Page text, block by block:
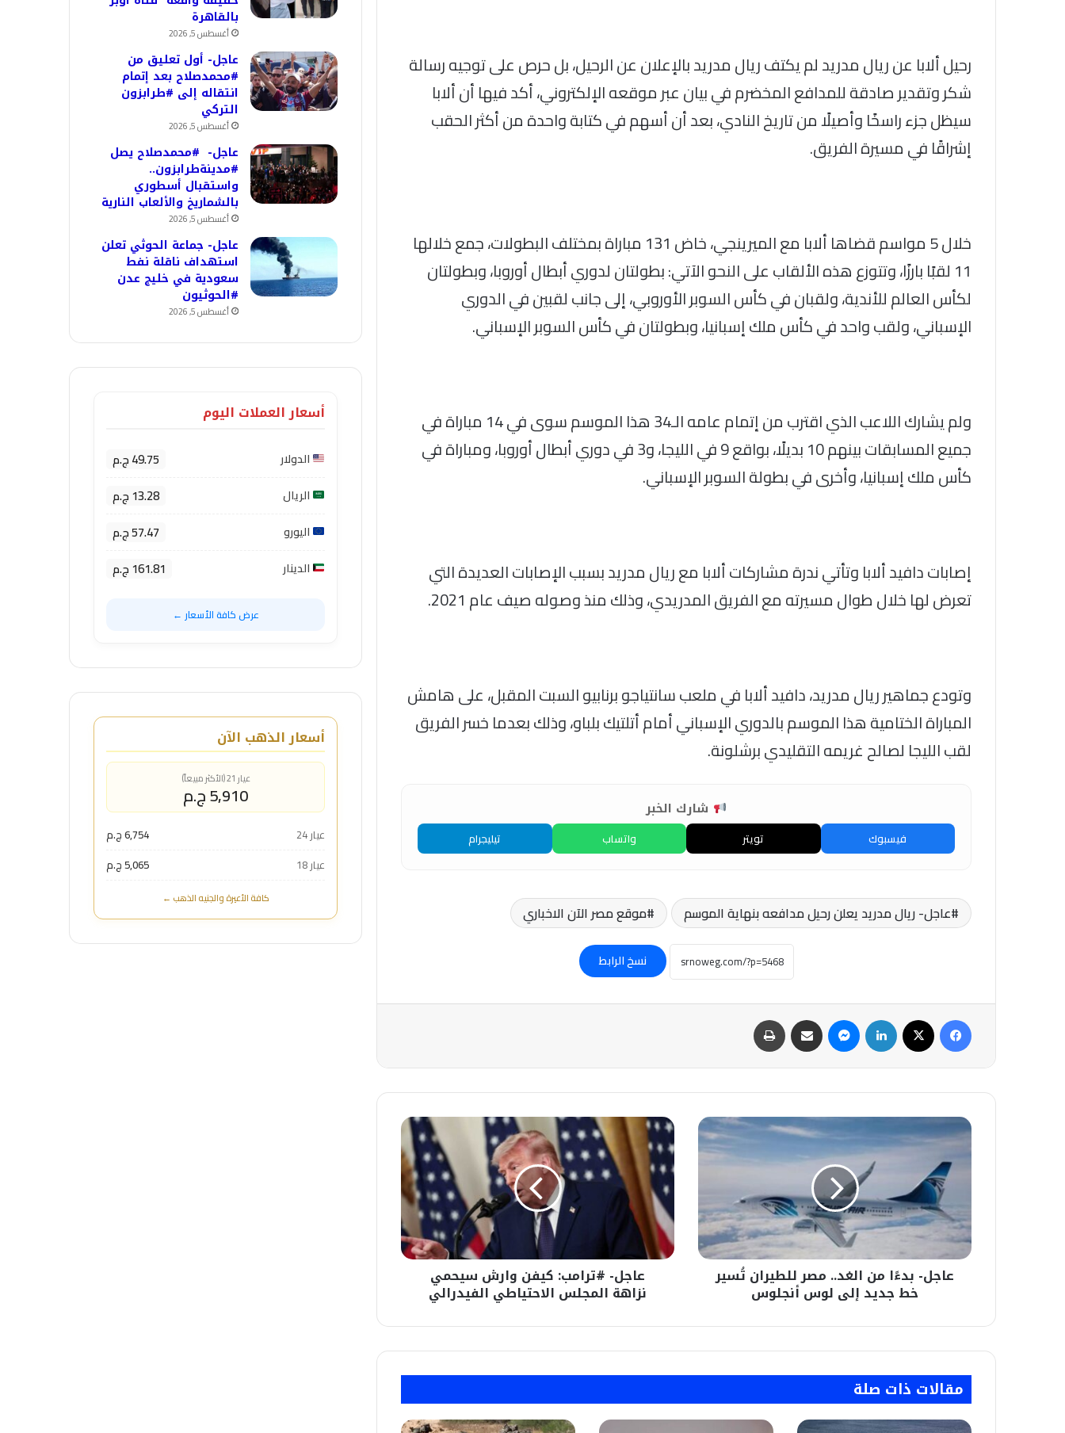
رحيل ألابا عن ريال مدريد لم يكتف ريال مدريد بالإعلان عن الرحيل، بل حرص على توجيه رسالة
شكر وتقدير صادقة للمدافع المخضرم في بيان عبر موقعه الإلكتروني، أكد فيها أن ألابا
سيظل جزء راسخًا وأصيلًا من تاريخ النادي، بعد أن أسهم في كتابة واحدة من أكثر الحقب
إشراقًا في مسيرة الفريق.
خلال 5 مواسم قضاها ألابا مع الميرينجي، خاض 131 مباراة بمختلف البطولات، جمع خلالها
11 لقبًا بارزًا، وتتوزع هذه الألقاب على النحو الآتي: بطولتان لدوري أبطال أوروبا، وبطولتان
لكأس العالم للأندية، ولقبان في كأس السوبر الأوروبي، إلى جانب لقبين في الدوري
الإسباني، ولقب واحد في كأس ملك إسبانيا، وبطولتان في كأس السوبر الإسباني.
ولم يشارك اللاعب الذي اقترب من إتمام عامه الـ34 هذا الموسم سوى في 14 مباراة في
جميع المسابقات بينهم 10 بديلًا، بواقع 9 في الليجا، و3 في دوري أبطال أوروبا، ومباراة في
كأس ملك إسبانيا، وأخرى في بطولة السوبر الإسباني.
إصابات دافيد ألابا وتأتي ندرة مشاركات ألابا مع ريال مدريد بسبب الإصابات العديدة التي
تعرض لها خلال طوال مسيرته مع الفريق المدريدي، وذلك منذ وصوله صيف عام 2021.
وتودع جماهير ريال مدريد، دافيد ألابا في ملعب سانتياجو برنابيو السبت المقبل، على هامش
المباراة الختامية هذا الموسم بالدوري الإسباني أمام أتلتيك بلباو، وذلك بعدما خسر الفريق
لقب الليجا لصالح غريمه التقليدي برشلونة.
شارك الخبر
فيسبوك تويتر واتساب تيليجرام
عاجل- ريال مدريد يعلن رحيل مدافعه بنهاية الموسم موقع مصر الآن الاخباري
نسخ الرابط
فيسبوك لينكدإن ماسنجر مشاركة عبر البريد
عاجل-
بدءًا
من
الغد..
للطيران
تُسير
خط
جديد
عاجل- بدءًا من الغد.. مصر للطيران تُسير
خط جديد إلى لوس أنجلوس
عاجل-
#ترامب:
كيفن
وارش
سيحمي
نزاهة
المجلس
الاحتياطي
الفيدرالي
عاجل- #ترامب: كيفن وارش سيحمي
نزاهة المجلس الاحتياطي الفيدرالي
مقالات ذات صلة
بالقاهرة
أغسطس 5, 2026
عاجل- أول تعليق من
#محمدصلاح بعد إتمام
انتقاله إلى #طرابزون
التركي
أغسطس 5, 2026
عاجل- #محمدصلاح يصل
#مدينةطرابزون..
واستقبال أسطوري
بالشماريخ والألعاب النارية
أغسطس 5, 2026
عاجل- جماعة الحوثي تعلن
استهداف ناقلة نفط
سعودية في خليج عدن
#الحوثيون
أغسطس 5, 2026
أسعار العملات اليوم
الدولار 49.75 ج.م
الريال 13.28 ج.م
اليورو 57.47 ج.م
الدينار 161.81 ج.م
عرض كافة الأسعار ←
أسعار الذهب الآن
عيار 21 (الأكثر مبيعاً)
5,910 ج.م
عيار 24
6,754 ج.م
عيار 18
5,065 ج.م
كافة الأعيرة والجنيه الذهب ←